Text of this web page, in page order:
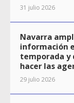
31 julio 2026
Navarra
información
temporada y
hacer las
29 julio 2026